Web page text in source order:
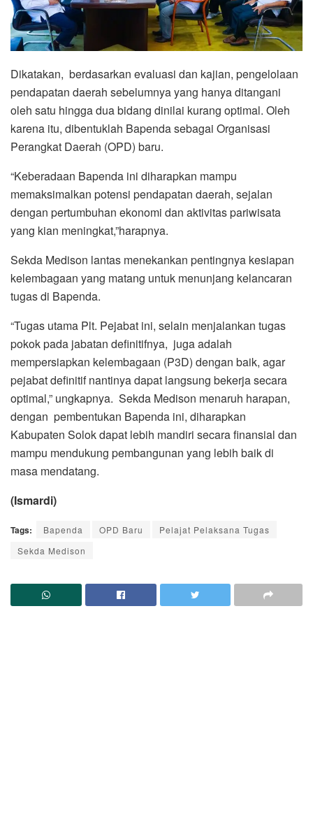
Dikatakan, berdasarkan evaluasi dan kajian, pengelolaan
pendapatan daerah sebelumnya yang hanya ditangani
oleh satu hingga dua bidang dinilai kurang optimal. Oleh
karena itu, dibentuklah Bapenda sebagai Organisasi
Perangkat Daerah (OPD) baru.
“Keberadaan Bapenda ini diharapkan mampu
memaksimalkan potensi pendapatan daerah, sejalan
dengan pertumbuhan ekonomi dan aktivitas pariwisata
yang kian meningkat,”harapnya.
Sekda Medison lantas menekankan pentingnya kesiapan
kelembagaan yang matang untuk menunjang kelancaran
tugas di Bapenda.
“Tugas utama Plt. Pejabat ini, selain menjalankan tugas
pokok pada jabatan definitifnya, juga adalah
mempersiapkan kelembagaan (P3D) dengan baik, agar
pejabat definitif nantinya dapat langsung bekerja secara
optimal,” ungkapnya. Sekda Medison menaruh harapan,
dengan pembentukan Bapenda ini, diharapkan
Kabupaten Solok dapat lebih mandiri secara finansial dan
mampu mendukung pembangunan yang lebih baik di
masa mendatang.
(Ismardi)
Tags: Bapenda OPD Baru
Pelajat Pelaksana Tugas
Sekda Medison